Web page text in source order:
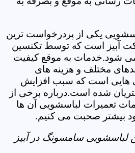
یکی از پردرخواست ترین
آبیز است که توسط تکنسین
شود.خدمات به موقع کیفیت
مختلف و هزینه های
هایی است که سبب افزایش
شده است.درباره برخی از
تعمیرات لباسشویی آن ها
بیشتر صحبت می کنیم.
لباسشویی سامسونگ در آبیز